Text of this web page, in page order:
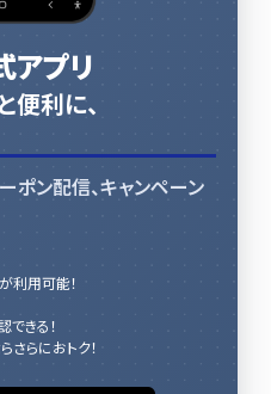
アプリ
便利に、
ポン配信、キャンペーン
利用可能！
きる！
らにおトク！